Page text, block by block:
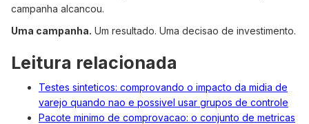
campanha alcancou.
Uma campanha. Um resultado. Uma decisao de investimento.
Leitura relacionada
Testes sinteticos: comprovando o impacto da midia de
varejo quando nao e possivel usar grupos de controle
Pacote minimo de comprovacao: o conjunto de metricas